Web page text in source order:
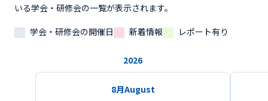
いる学会・研修会の一覧が表示されます。
学会・研修会の開催日
新着情報 レポート有り
2026
8月August